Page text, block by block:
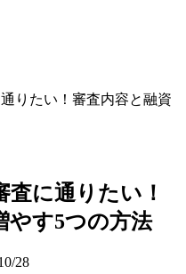
りたい！審査内容と融資
に通りたい！
やす5つの方法
28